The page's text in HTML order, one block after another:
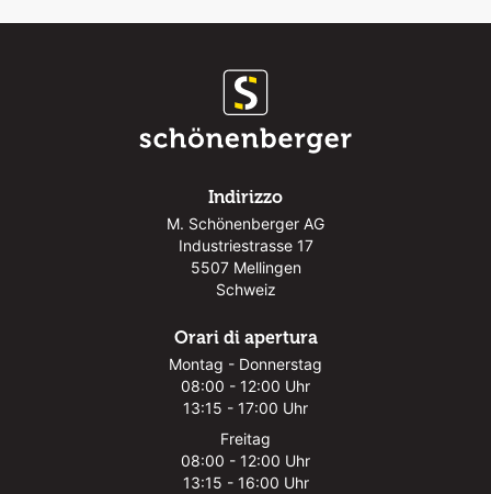
Indirizzo
M. Schönenberger AG
Industriestrasse 17
5507 Mellingen
Schweiz
Orari di apertura
Montag - Donnerstag
08:00 - 12:00 Uhr
13:15 - 17:00 Uhr
Freitag
08:00 - 12:00 Uhr
13:15 - 16:00 Uhr